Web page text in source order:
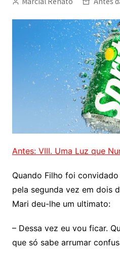
Antes: VIII. Uma Luz que
Quando Filho foi
pela segunda vez em dois
Mari deu-lhe um ultimato:
– Dessa vez eu vou ficar.
que só sabe arrumar